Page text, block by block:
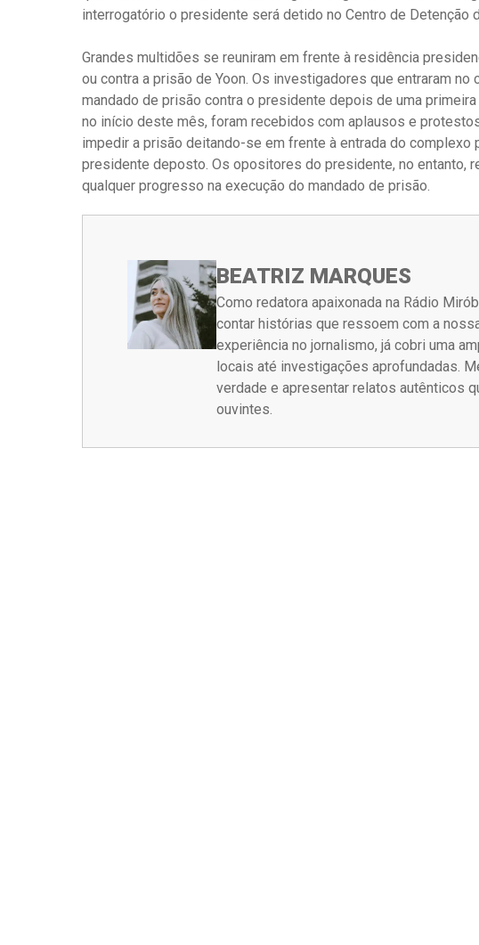
interrogatório o presidente será detido no Centro de Detenção
Grandes multidões se reuniram em frente à residência
ou contra a prisão de Yoon. Os investigadores que entraram
mandado de prisão contra o presidente depois de uma
no início deste mês, foram recebidos com aplausos e
impedir a prisão deitando-se em frente à entrada do complexo
presidente deposto. Os opositores do presidente, no entanto,
qualquer progresso na execução do mandado de prisão.
BEATRIZ MARQUES
Como redatora apaixonada na Rádio
contar histórias que ressoem com a
experiência no jornalismo, já cobri uma
locais até investigações aprofundadas.
verdade e apresentar relatos autênticos
ouvintes.